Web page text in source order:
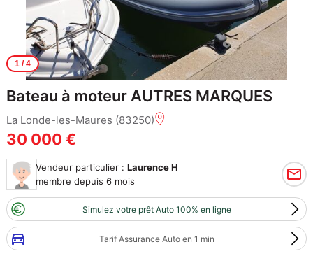
1/ 4
Bateau à moteur AUTRES MARQUES
La Londe-les-Maures (83250)
30 000 €
Vendeur particulier : Laurence H
membre depuis 6 mois
Simulez votre prêt Auto 100% en ligne
Tarif Assurance Auto en 1 min